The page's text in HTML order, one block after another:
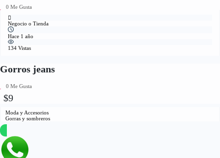
0 Me Gusta
Negocio o Tienda
Hace 1 año
134 Vistas
Gorros jeans
0 Me Gusta
$9
Moda y Accesorios
Gorras y sombreros